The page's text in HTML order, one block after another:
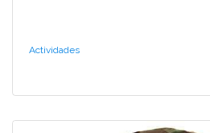
Actividades